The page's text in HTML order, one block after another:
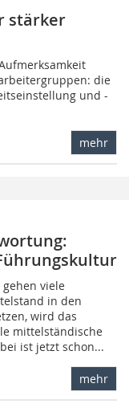
stärker
die
und -
mehr
viele
in den
wird das
mittelständische
ist jetzt schon...
mehr